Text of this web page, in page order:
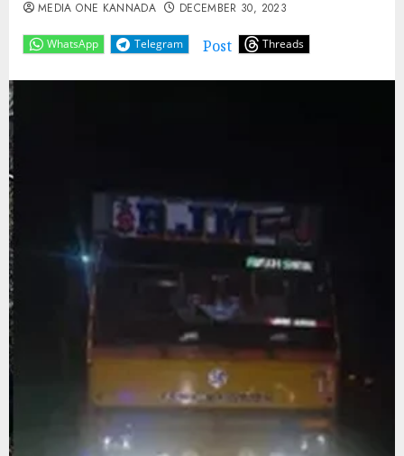
WhatsApp Telegram Post Threads
MEDIA ONE KANNADA DECEMBER 30, 2023